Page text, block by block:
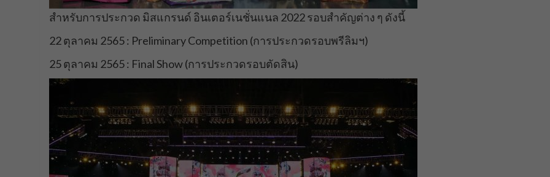
สำหรับการประกวด มิสแกรนด์ อินเตอร์เนชั่นแนล 2022 รอบสำคัญต่าง ๆ ดังนี้
22 ตุลาคม 2565 : Preliminary Competition (การประกวดรอบพรีลิมฯ)
25 ตุลาคม 2565 : Final Show (การประกวดรอบตัดสิน)